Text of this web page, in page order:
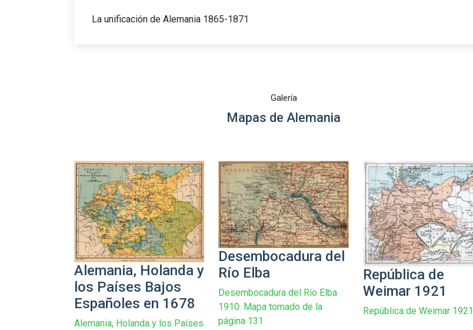
La unificación de Alemania 1865-1871
Galería
Mapas de Alemania
Alemania, Holanda y
los Países Bajos
Españoles en 1678
Alemania, Holanda y los Países
Desembocadura del
Río Elba
Desembocadura del Río Elba
1910. Mapa tomado de la
página 131
República de
Weimar 1921
República de Weimar 1921